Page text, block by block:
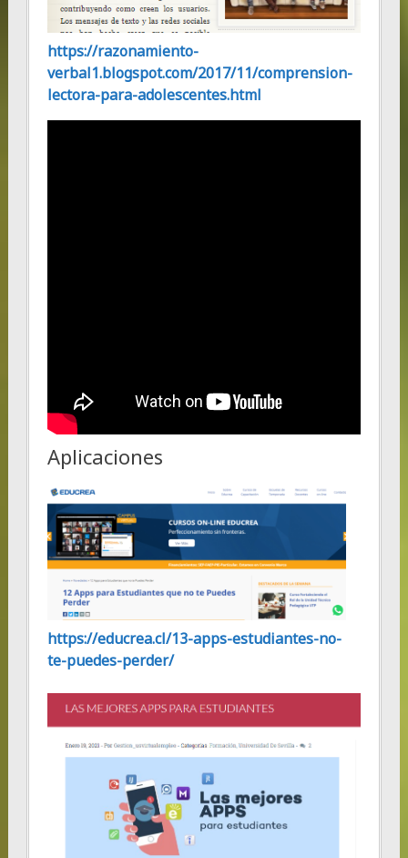
https://razonamiento-
verbal1.blogspot.com/2017/11/comprension-
lectora-para-adolescentes.html
Aplicaciones
https://educrea.cl/13-apps-estudiantes-no-
te-puedes-perder/